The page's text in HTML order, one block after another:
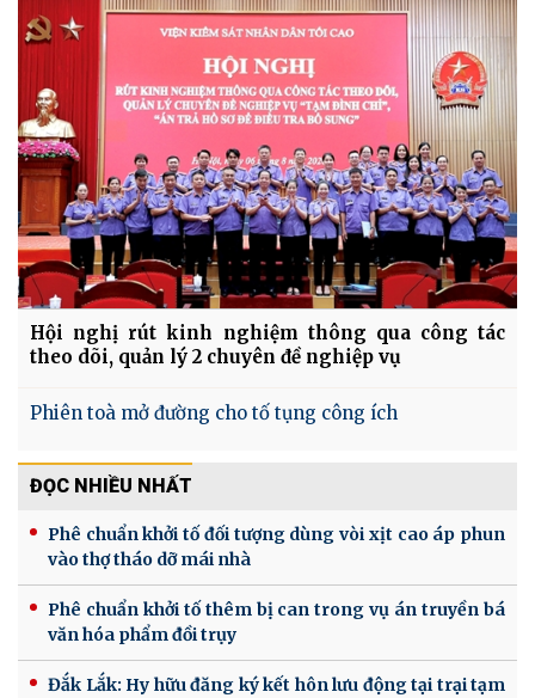
Hội nghị rút kinh nghiệm thông qua công tác
theo dõi, quản lý 2 chuyên đề nghiệp vụ
Phiên toà mở đường cho tố tụng công ích
ĐỌC NHIỀU NHẤT
Phê chuẩn khởi tố đối tượng dùng vòi xịt cao áp phun
vào thợ tháo dỡ mái nhà
Phê chuẩn khởi tố thêm bị can trong vụ án truyền bá
văn hóa phẩm đồi trụy
Đắk Lắk: Hy hữu đăng ký kết hôn lưu động tại trại tạm